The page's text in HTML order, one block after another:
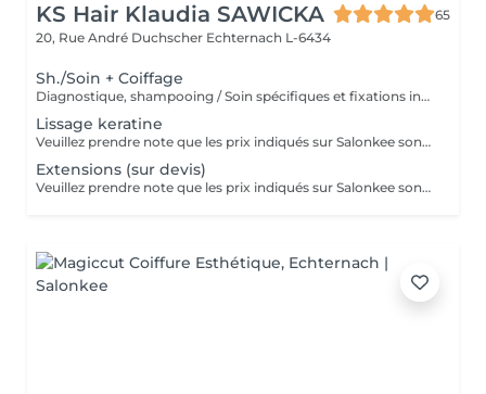
KS Hair Klaudia SAWICKA
65
20, Rue André Duchscher Echternach L-6434
Sh./Soin + Coiffage
Diagnostique, shampooing / Soin spécifiques et fixations inclus
Lissage keratine
Veuillez prendre note que les prix indiqués sur Salonkee sont communiqués à titre informatif et s'entendent de base. Ces derniers sont susceptibles de varier selon le diagnostic réalisé à votre arrivée au salon et l'expertise du professionnel à qui vous confiez votre beauté. Dans tous les cas, un devis précis vous sera proposé et toutes réalisations de prestations seront effectuées avec votre accord. Un grand merci d'avance pour votre compréhension. Au plaisir de vous revoir très vite.
Extensions (sur devis)
Veuillez prendre note que les prix indiqués sur Salonkee sont communiqués à titre informatif et s'entendent de base. Ces derniers sont susceptibles de varier selon le diagnostic réalisé à votre arrivée au salon et l'expertise du professionnel à qui vous confiez votre beauté. Dans tous les cas, un devis précis vous sera proposé et toutes réalisations de prestations seront effectuées avec votre accord. Un grand merci d'avance pour votre compréhension. Au plaisir de vous revoir très vite.